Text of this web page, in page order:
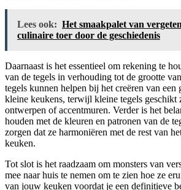
Lees ook: Het smaakpalet van
culinaire toer door de geschiedenis
Daarnaast is het essentieel om rekening te
van de tegels in verhouding tot de grootte
tegels kunnen helpen bij het creëren van
kleine keukens, terwijl kleine tegels geschikt
ontwerpen of accentmuren. Verder is het
houden met de kleuren en patronen van de
zorgen dat ze harmoniëren met de rest van
keuken.
Tot slot is het raadzaam om monsters van
mee naar huis te nemen om te zien hoe ze
van jouw keuken voordat je een definitieve